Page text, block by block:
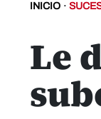
INICIO ·
Le